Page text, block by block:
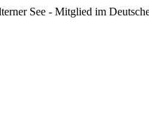
See - Mitglied im